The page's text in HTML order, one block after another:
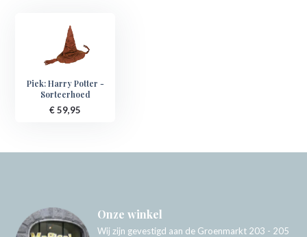
Piek: Harry Potter -
Sorteerhoed
€ 59,95
Onze winkel
Wij zijn gevestigd aan de Groenmarkt 203 - 205